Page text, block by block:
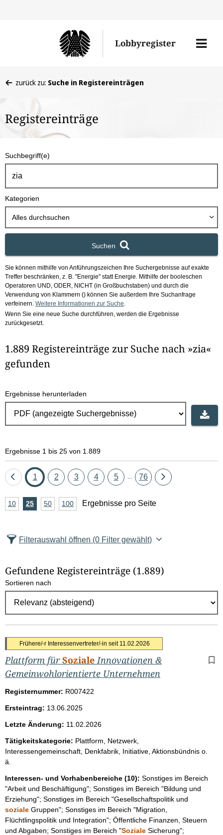
den
Lobbyregister
Menü
befinden
hier:
zurück zu: Suche in Registereinträgen
Registereinträge
u
h
b
x
Suchbegriff(e)
Kategorien
Alles durchsuchen
Suchen
Sie können mithilfe von Anführungszeichen Ihre Suchergebnisse auf exakte
Treffer beschränken, z. B. "Energie" statt Energie. Mithilfe der booleschen
Operatoren UND, ODER, NICHT (in Großbuchstaben) und durch die
Verwendung von Klammern () können Sie außerdem Ihre Suchanfrage
verfeinern. Weitere Informationen zur Suche
Wenn Sie eine neue Suche durchführen, werden die Ergebnisse
zurückgesetzt.
1.889 Registereinträge zur Suche nach »zia«
gefunden
Ergebnisse herunterladen
Ergebnisse 1 bis 25 von 1.889
Eine
zurück
Seite
1 Seite
2 Seite
3 Seite
4 Seite
5 Seite
76
Eine
A
z
l
E
g
e
n
i
e
p
r
o
S
e
i
t
e
10Ergebnisse
25Ergebnisse
50Ergebnisse
100Ergebnisse
Ergebnisse pro Seite
Filterauswahl öffnen (0 Filter gewählt)
Gefundene Registereinträge (1.889)
Sortieren nach
Frühere/-r Interessenvertreter/-in seit 11.02.2026
Plattform fürSoziale Innovationen &
Gemeinwohlorientierte Unternehmen
Registernummer: R007422
Ersteintrag: 13.06.2025
Letzte Änderung: 11.02.2026
Tätigkeitskategorie: Plattform, Netzwerk,
Interessengemeinschaft, Denkfabrik, Initiative, Aktionsbündnis o.
ä.
Interessen- und Vorhabenbereiche (10): Sonstiges im Bereich
"Arbeit und Beschäftigung"; Sonstiges im Bereich "Bildung und
Erziehung"; Sonstiges im Bereich "Gesellschaftspolitik und
soziale Gruppen"; Sonstiges im Bereich "Migration,
Flüchtlingspolitik und Integration"; Öffentliche Finanzen, Steuern
und Abgaben; Sonstiges im Bereich "Soziale Sicherung";